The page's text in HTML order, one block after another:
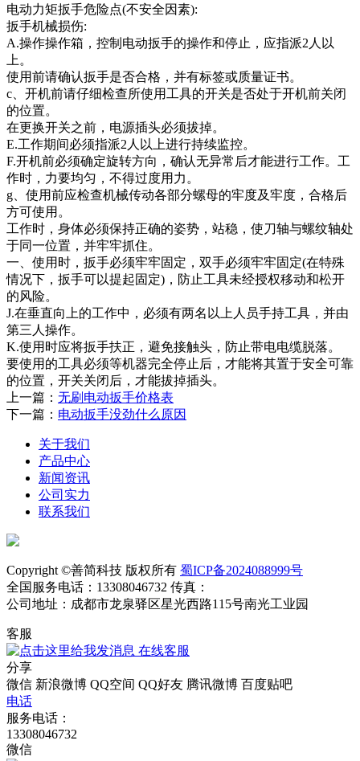
电动力矩扳手危险点(不安全因素):
扳手机械损伤:
A.操作操作箱，控制电动扳手的操作和停止，应指派2人以
上。
使用前请确认扳手是否合格，并有标签或质量证书。
c、开机前请仔细检查所使用工具的开关是否处于开机前关闭
的位置。
在更换开关之前，电源插头必须拔掉。
E.工作期间必须指派2人以上进行持续监控。
F.开机前必须确定旋转方向，确认无异常后才能进行工作。工
作时，力要均匀，不得过度用力。
g、使用前应检查机械传动各部分螺母的牢度及牢度，合格后
方可使用。
工作时，身体必须保持正确的姿势，站稳，使刀轴与螺纹轴处
于同一位置，并牢牢抓住。
一、使用时，扳手必须牢牢固定，双手必须牢牢固定(在特殊
情况下，扳手可以提起固定)，防止工具未经授权移动和松开
的风险。
J.在垂直向上的工作中，必须有两名以上人员手持工具，并由
第三人操作。
K.使用时应将扳手扶正，避免接触头，防止带电电缆脱落。
要使用的工具必须等机器完全停止后，才能将其置于安全可靠
的位置，开关关闭后，才能拔掉插头。
上一篇： 无刷电动扳手价格表
下一篇： 电动扳手没劲什么原因
关于我们
产品中心
新闻资讯
公司实力
联系我们
Copyright ©善简科技 版权所有 蜀ICP备2024088999号
全国服务电话：13308046732 传真：
公司地址：成都市龙泉驿区星光西路115号南光工业园
客服
在线客服
分享
微信 新浪微博 QQ空间 QQ好友 腾讯微博 百度贴吧
电话
服务电话：
13308046732
微信